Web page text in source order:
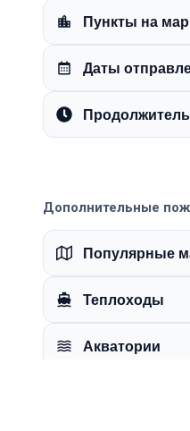
Пункты на
Даты
Дополнительные
Популярные
Теплоходы
Акватории